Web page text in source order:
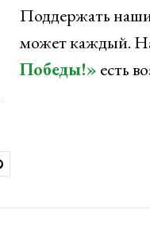
Поддержать
может каждый.
Победы!» есть